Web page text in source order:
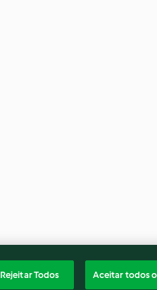
Rejeitar Todos Aceitar todos